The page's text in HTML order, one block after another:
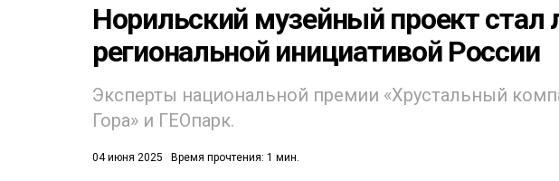
Норильский музейный проект стал
региональной инициативой России
Эксперты национальной премии «Хрустальный
Гора» и ГЕОпарк.
04 июня 2025 Время прочтения: 1 мин.